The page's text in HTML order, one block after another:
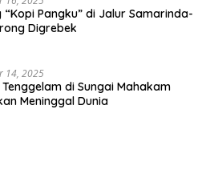
“Kopi Pangku” di Jalur Samarinda-
Digrebek
14, 2025
di Sungai Mahakam
Meninggal Dunia